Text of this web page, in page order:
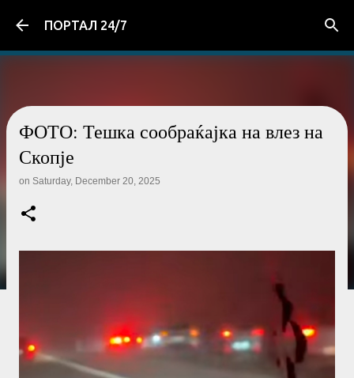
Skip to main content
ПОРТАЛ 24/7
ФОТО: Тешка сообраќајка на влез на
Скопје
on Saturday, December 20, 2025